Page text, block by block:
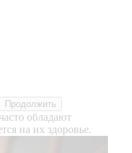
Продолжить
обладают
на их здоровье.